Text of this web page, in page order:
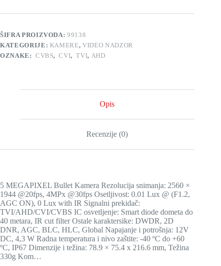
količina
ŠIFRA PROIZVODA:99138
KATEGORIJE: KAMERE,VIDEO NADZOR
OZNAKE: CVBS, CVI, TVI, AHD
Opis
Recenzije (0)
5 MEGAPIXEL Bullet Kamera Rezolucija snimanja: 2560 ×
1944 @20fps, 4MPx @30fps Osetljivost: 0.01 Lux @ (F1.2,
AGC ON), 0 Lux with IR Signalni prekidač:
TVI/AHD/CVI/CVBS IC osvetljenje: Smart diode dometa do
40 metara, IR cut filter Ostale karaktersike: DWDR, 2D
DNR, AGC, BLC, HLC, Global Napajanje i potrošnja: 12V
DC, 4,3 W Radna temperatura i nivo zaštite: -40 ºC do +60
ºC, IP67 Dimenzije i težina: 78.9 × 75.4 x 216.6 mm, Težina
330g Kom…